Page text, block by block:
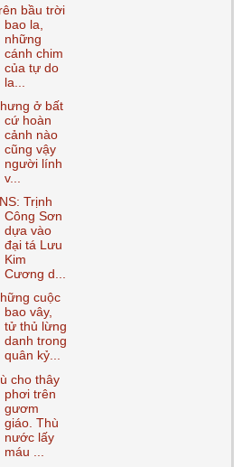
bầu trời
bao la,
những
cánh chim
của tự do
la...
ở bất
cứ hoàn
cảnh nào
cũng vậy
người lính
v...
Trịnh
Công Sơn
dựa vào
đại tá Lưu
Kim
Cương d...
cuộc
bao vây,
tử thủ lừng
danh trong
quân kỷ...
cho thây
phơi trên
gươm
giáo. Thù
nước lấy
máu ...